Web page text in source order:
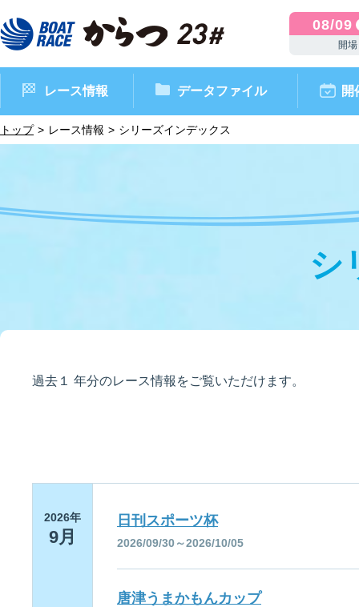
08/09
開場
レース情報
レース結果
データファイル
ボートデータ
開
イベント情報
外向発売所 ドリームピッ
マンスリーレースガイド
トップ レース情報 シリーズインデックス
シ
過去１ 年分のレース情報をご覧いただけます。
2026年
9月
日刊スポーツ杯
2026/09/30～2026/10/05
唐津うまかもんカップ